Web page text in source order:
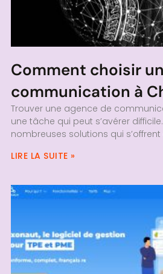
Comment choisir
communication à
Trouver une agence de
une tâche qui peut s’avérer
nombreuses solutions qui s’offrent
LIRE LA SUITE »